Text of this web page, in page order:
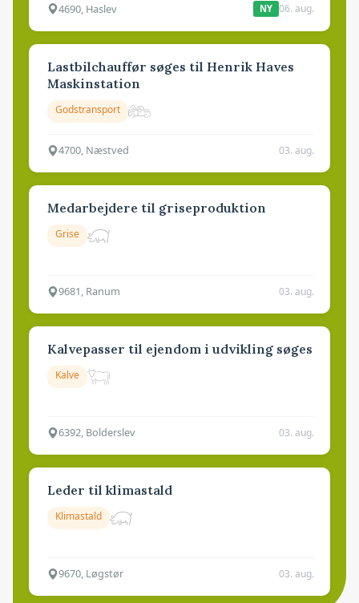
4690, Haslev NY 06. aug.
Lastbilchauffør søges til Henrik Haves
Maskinstation
Godstransport
4700, Næstved 03. aug.
Medarbejdere til griseproduktion
Grise
9681, Ranum 03. aug.
Kalvepasser til ejendom i udvikling søges
Kalve
6392, Bolderslev 03. aug.
Leder til klimastald
Klimastald
9670, Løgstør 03. aug.